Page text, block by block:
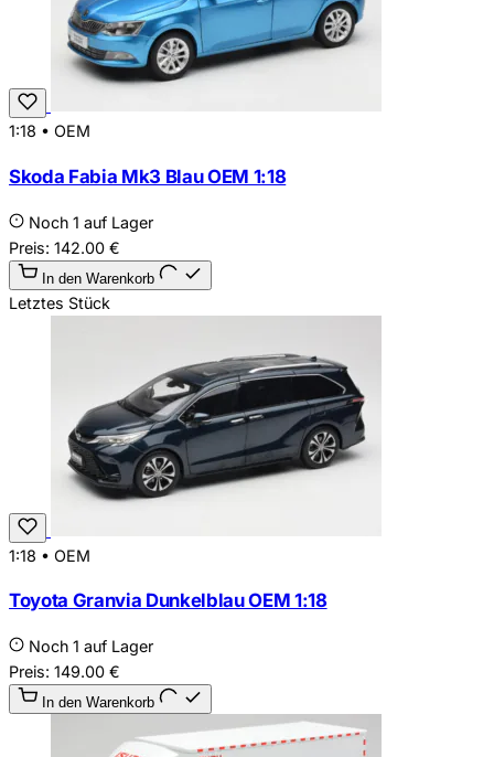
1:18 • OEM
Skoda Fabia Mk3 Blau OEM 1:18
Noch 1 auf Lager
Preis: 142.00 €
In den Warenkorb
Letztes Stück
1:18 • OEM
Toyota Granvia Dunkelblau OEM 1:18
Noch 1 auf Lager
Preis: 149.00 €
In den Warenkorb